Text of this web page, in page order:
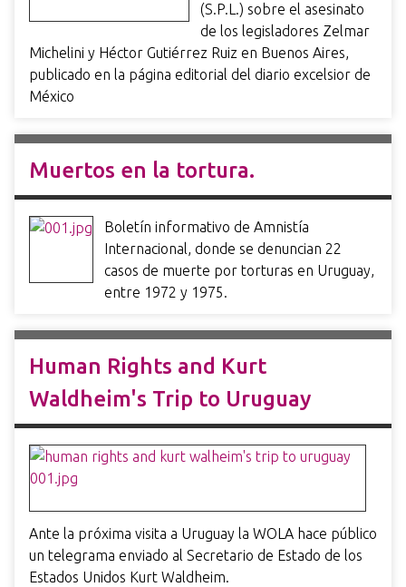
(S.P.L.) sobre el asesinato
de los legisladores Zelmar
Michelini y Héctor Gutiérrez Ruiz en Buenos Aires,
publicado en la página editorial del diario excelsior de
México
Muertos en la tortura.
Boletín informativo de Amnistía
Internacional, donde se denuncian 22
casos de muerte por torturas en Uruguay,
entre 1972 y 1975.
Human Rights and Kurt
Waldheim's Trip to Uruguay
Ante la próxima visita a Uruguay la WOLA hace público
un telegrama enviado al Secretario de Estado de los
Estados Unidos Kurt Waldheim.